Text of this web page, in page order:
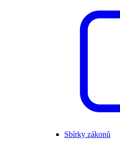
Sbírky zákonů